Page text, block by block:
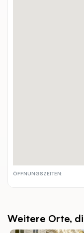
ÖFFNUNGSZEITEN:
Weitere Orte,